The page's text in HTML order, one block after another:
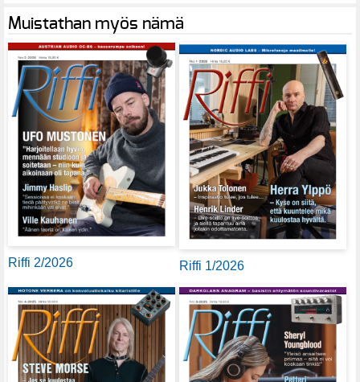
Muistathan myös nämä
Riffi 2/2026 Riffi 1/2026